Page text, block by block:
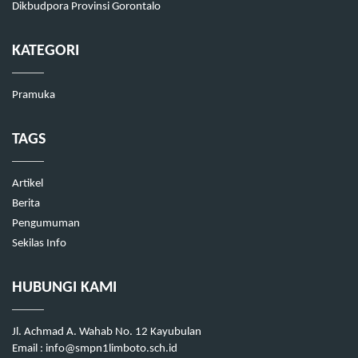
Dikbudpora Provinsi Gorontalo
KATEGORI
Pramuka
TAGS
Artikel
Berita
Pengumuman
Sekilas Info
HUBUNGI KAMI
Jl. Achmad A. Wahab No. 12 Kayubulan
Email : info@smpn1limboto.sch.id